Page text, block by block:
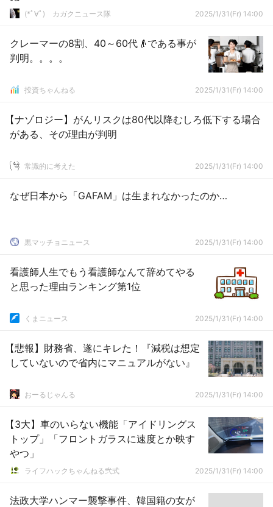
(*ﾟ∀ﾟ)ゞカガクニュース隊 2025/1/31(Fr) 14:00
クレーマーの8割、40～60代👴である事が
判明。。。。
投資ちゃんねる 2025/1/31(Fr) 14:00
【ナゾロジー】がんリスクは80代以降むしろ低下する場合
がある、その理由が判明
常識的に考えた 2025/1/31(Fr) 14:00
なぜ日本から「GAFAM」は生まれなかったのか…
黒マッチョニュース 2025/1/31(Fr) 14:00
看護師人生でもう看護師なんて辞めてやる
と思った理由ランキング第1位
くまニュース 2025/1/31(Fr) 14:00
【悲報】財務省、遂にキレた！『減税は想定
していないので省内にマニュアルがない』
おーるじゃんる 2025/1/31(Fr) 14:00
【3大】車のいらない機能「アイドリングス
トップ」「フロントガラスに速度とか映す
やつ」
ライフハックちゃんねる弐式 2025/1/31(Fr) 14:00
法政大学ハンマー襲撃事件、韓国籍の女が